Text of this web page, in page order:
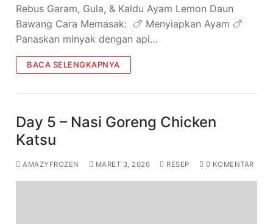
Rebus Garam, Gula, & Kaldu Ayam Lemon Daun
Bawang Cara Memasak: 🍗 Menyiapkan Ayam 🍗
Panaskan minyak dengan api…
BACA SELENGKAPNYA
Day 5 – Nasi Goreng Chicken
Katsu
AMAZYFROZEN MARET 3, 2026 RESEP 0 KOMENTAR